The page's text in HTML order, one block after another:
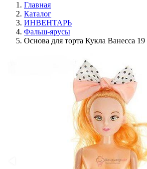
Главная
Каталог
ИНВЕНТАРЬ
Фальш-ярусы
Основа для торта Кукла Ванесса 19